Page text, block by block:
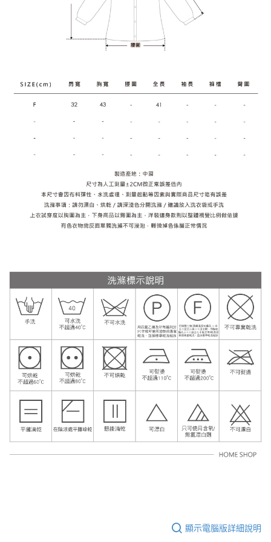
顯示電腦版詳細說明